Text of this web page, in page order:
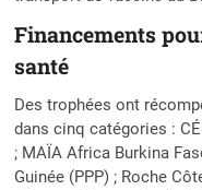
Financements
santé
Des trophées ont
dans cinq catégories :
; MAÏA Africa Burkina
Guinée (PPP) ; Roche